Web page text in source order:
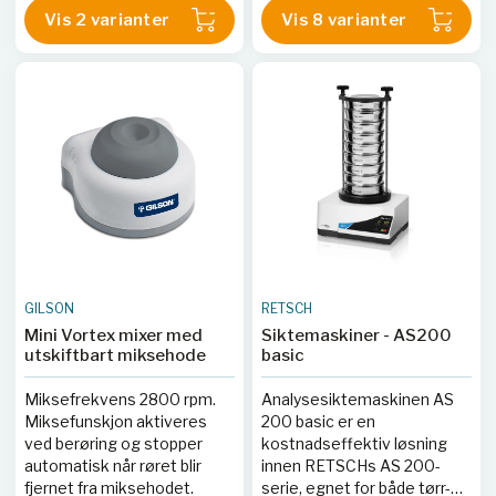
resultater takket være
Open-Mesh-funksjonen.
diameter på 203 mm (8").
Vis 2 varianter
Leveres med Auto Lift eller
Rack for manuell håndtering,
tilpasset system.
TEC 60079834| TEC
60079835
Vis 8 varianter
GILSON
Mini Vortex mixer med
utskiftbart miksehode
Miksefrekvens 2800 rpm.
Miksefunskjon aktiveres
ved berøring og stopper
automatisk når røret blir
fjernet fra miksehodet.
RETSCH
Siktemaskiner - AS200
basic
Analysesiktemaskinen AS
200 basic er en
kostnadseffektiv løsning
innen RETSCHs AS 200-
serie, egnet for både tørr-